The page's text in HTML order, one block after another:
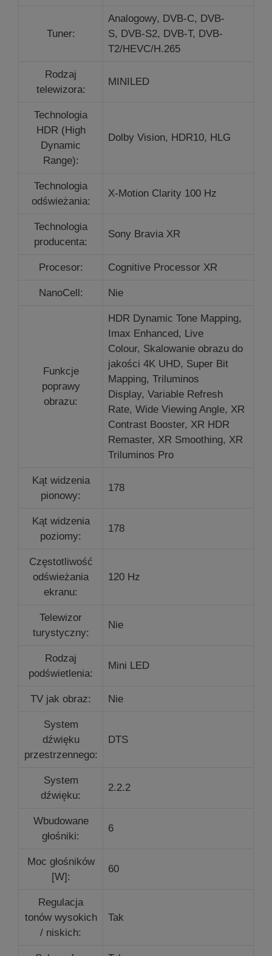
Tuner:
Analogowy, DVB-C, DVB-
S, DVB-S2, DVB-T, DVB-
T2/HEVC/H.265
Rodzaj
telewizora:
MINILED
Technologia
HDR (High
Dynamic
Range):
Dolby Vision, HDR10, HLG
Technologia
odświeżania:
X-Motion Clarity 100 Hz
Technologia
producenta:
Sony Bravia XR
Procesor: Cognitive Processor XR
NanoCell: Nie
Funkcje
poprawy
obrazu:
HDR Dynamic Tone Mapping,
Imax Enhanced, Live
Colour, Skalowanie obrazu do
jakości 4K UHD, Super Bit
Mapping, Triluminos
Display, Variable Refresh
Rate, Wide Viewing Angle, XR
Contrast Booster, XR HDR
Remaster, XR Smoothing, XR
Triluminos Pro
Kąt widzenia
pionowy:
178
Kąt widzenia
poziomy:
178
Częstotliwość
odświeżania
ekranu:
120 Hz
Telewizor
turystyczny:
Nie
Rodzaj
podświetlenia:
Mini LED
TV jak obraz: Nie
System
dźwięku
przestrzennego:
DTS
System
dźwięku:
2.2.2
Wbudowane
głośniki:
6
Moc głośników
[W]:
60
Regulacja
tonów wysokich
/ niskich:
Tak